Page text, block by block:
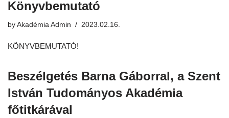
Könyvbemutató
by Akadémia Admin 2023.02.16.
KÖNYVBEMUTATÓ!
Beszélgetés Barna Gáborral, a Szent
István Tudományos Akadémia
főtitkárával